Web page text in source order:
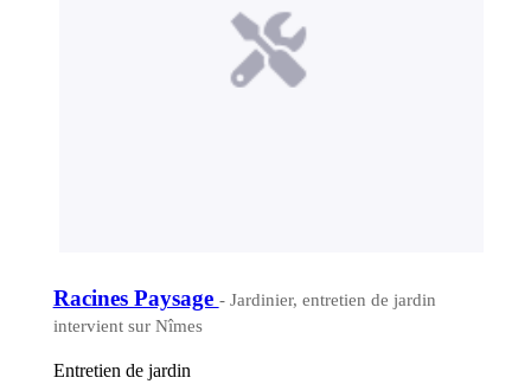
Racines Paysage - Jardinier, entretien de jardin
intervient sur Nîmes
Entretien de jardin